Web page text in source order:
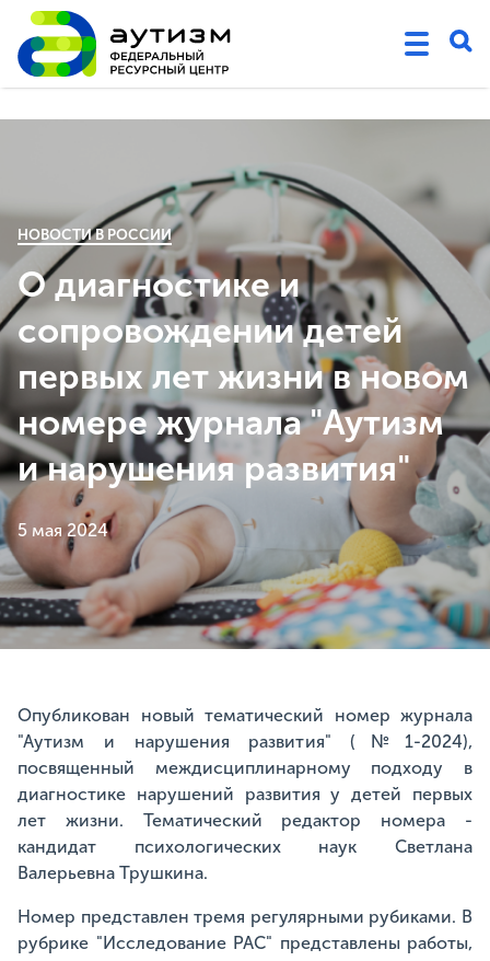
НОВОСТИ В РОССИИ
О диагностике и
сопровождении детей
первых лет жизни в новом
номере журнала "Аутизм
и нарушения развития"
5 мая 2024
Опубликован новый тематический номер журнала
"Аутизм и нарушения развития" (№1-2024),
посвященный междисциплинарному подходу в
диагностике нарушений развития у детей первых
лет жизни. Тематический редактор номера -
кандидат психологических наук Светлана
Валерьевна Трушкина.
Номер представлен тремя регулярными рубиками. В
рубрике "Исследование РАС" представлены работы,